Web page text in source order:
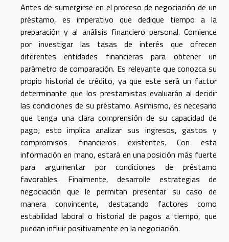
Antes de sumergirse en el proceso de negociación de un
préstamo, es imperativo que dedique tiempo a la
preparación y al análisis financiero personal. Comience
por investigar las tasas de interés que ofrecen
diferentes entidades financieras para obtener un
parámetro de comparación. Es relevante que conozca su
propio historial de crédito, ya que este será un factor
determinante que los prestamistas evaluarán al decidir
las condiciones de su préstamo. Asimismo, es necesario
que tenga una clara comprensión de su capacidad de
pago; esto implica analizar sus ingresos, gastos y
compromisos financieros existentes. Con esta
información en mano, estará en una posición más fuerte
para argumentar por condiciones de préstamo
favorables. Finalmente, desarrolle estrategias de
negociación que le permitan presentar su caso de
manera convincente, destacando factores como
estabilidad laboral o historial de pagos a tiempo, que
puedan influir positivamente en la negociación.